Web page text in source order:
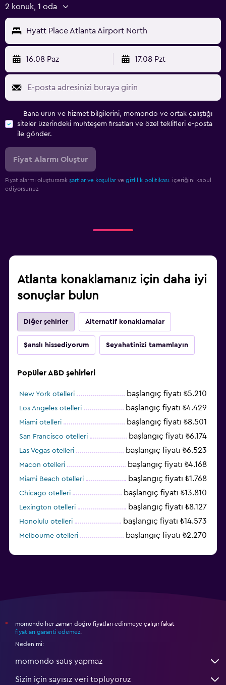
2 konuk, 1 oda
Hyatt Place Atlanta Airport North
16.08 Paz 17.08 Pzt
Bana ürün ve hizmet bilgilerini, momondo ve ortak çalıştığı
siteler üzerindeki muhteşem fırsatları ve özel teklifleri e-posta
ile gönder.
Fiyat Alarmı Oluştur
Fiyat alarmı oluşturarak şartlar ve koşullar ve gizlilik politikası.
içeriğini kabul
ediyorsunuz
Atlanta konaklamanız için daha iyi
sonuçlar bulun
Diğer şehirler Alternatif konaklamalar
Şanslı hissediyorum Seyahatinizi tamamlayın
Popüler ABD şehirleri
New York otelleri başlangıç fiyatı ₺5.210
Los Angeles otelleri başlangıç fiyatı ₺4.429
Miami otelleri başlangıç fiyatı ₺8.501
San Francisco otelleri başlangıç fiyatı ₺6.174
Las Vegas otelleri başlangıç fiyatı ₺6.523
Macon otelleri başlangıç fiyatı ₺4.168
Miami Beach otelleri başlangıç fiyatı ₺1.768
Chicago otelleri başlangıç fiyatı ₺13.810
Lexington otelleri başlangıç fiyatı ₺8.127
Honolulu otelleri başlangıç fiyatı ₺14.573
Melbourne otelleri başlangıç fiyatı ₺2.270
*
momondo her zaman doğru fiyatları edinmeye çalışır fakat
fiyatları garanti edemez
Neden mi:
momondo satış yapmaz
Sizin için sayısız veri topluyoruz